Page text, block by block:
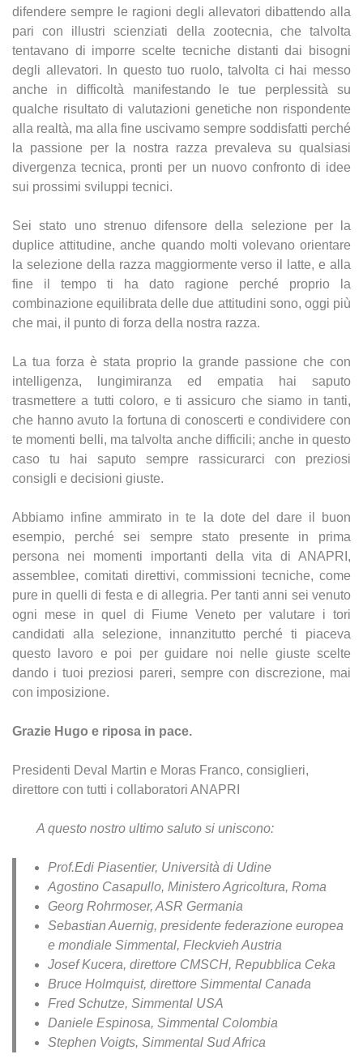
difendere sempre le ragioni degli allevatori dibattendo alla
pari con illustri scienziati della zootecnia, che talvolta
tentavano di imporre scelte tecniche distanti dai bisogni
degli allevatori. In questo tuo ruolo, talvolta ci hai messo
anche in difficoltà manifestando le tue perplessità su
qualche risultato di valutazioni genetiche non rispondente
alla realtà, ma alla fine uscivamo sempre soddisfatti perché
la passione per la nostra razza prevaleva su qualsiasi
divergenza tecnica, pronti per un nuovo confronto di idee
sui prossimi sviluppi tecnici.
Sei stato uno strenuo difensore della selezione per la
duplice attitudine, anche quando molti volevano orientare
la selezione della razza maggiormente verso il latte, e alla
fine il tempo ti ha dato ragione perché proprio la
combinazione equilibrata delle due attitudini sono, oggi più
che mai, il punto di forza della nostra razza.
La tua forza è stata proprio la grande passione che con
intelligenza, lungimiranza ed empatia hai saputo
trasmettere a tutti coloro, e ti assicuro che siamo in tanti,
che hanno avuto la fortuna di conoscerti e condividere con
te momenti belli, ma talvolta anche difficili; anche in questo
caso tu hai saputo sempre rassicurarci con preziosi
consigli e decisioni giuste.
Abbiamo infine ammirato in te la dote del dare il buon
esempio, perché sei sempre stato presente in prima
persona nei momenti importanti della vita di ANAPRI,
assemblee, comitati direttivi, commissioni tecniche, come
pure in quelli di festa e di allegria. Per tanti anni sei venuto
ogni mese in quel di Fiume Veneto per valutare i tori
candidati alla selezione, innanzitutto perché ti piaceva
questo lavoro e poi per guidare noi nelle giuste scelte
dando i tuoi preziosi pareri, sempre con discrezione, mai
con imposizione.
Grazie Hugo e riposa in pace.
Presidenti Deval Martin e Moras Franco, consiglieri,
direttore con tutti i collaboratori ANAPRI
A questo nostro ultimo saluto si uniscono:
Prof.Edi Piasentier, Università di Udine
Agostino Casapullo, Ministero Agricoltura, Roma
Georg Rohrmoser, ASR Germania
Sebastian Auernig, presidente federazione europea
e mondiale Simmental, Fleckvieh Austria
Josef Kucera, direttore CMSCH, Repubblica Ceka
Bruce Holmquist, direttore Simmental Canada
Fred Schutze, Simmental USA
Daniele Espinosa, Simmental Colombia
Stephen Voigts, Simmental Sud Africa